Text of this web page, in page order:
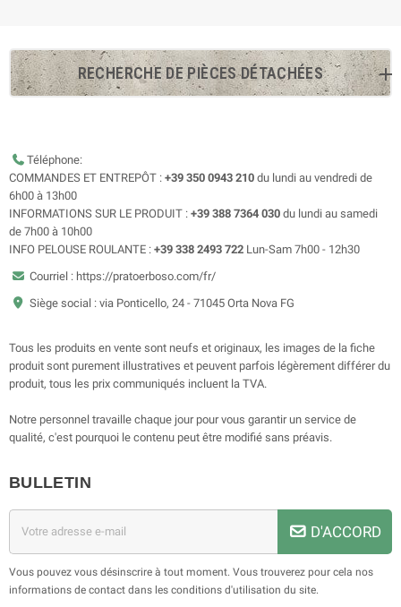
RECHERCHE DE PIÈCES DÉTACHÉES
Téléphone:
COMMANDES ET ENTREPÔT : +39 350 0943 210 du lundi au vendredi de
6h00 à 13h00
INFORMATIONS SUR LE PRODUIT : +39 388 7364 030 du lundi au samedi
de 7h00 à 10h00
INFO PELOUSE ROULANTE : +39 338 2493 722 Lun-Sam 7h00 - 12h30
Courriel : https://pratoerboso.com/fr/
Siège social : via Ponticello, 24 - 71045 Orta Nova FG
Tous les produits en vente sont neufs et originaux, les images de la fiche
produit sont purement illustratives et peuvent parfois légèrement différer du
produit, tous les prix communiqués incluent la TVA.
Notre personnel travaille chaque jour pour vous garantir un service de
qualité, c'est pourquoi le contenu peut être modifié sans préavis.
BULLETIN
D'ACCORD
Vous pouvez vous désinscrire à tout moment. Vous trouverez pour cela nos
informations de contact dans les conditions d'utilisation du site.